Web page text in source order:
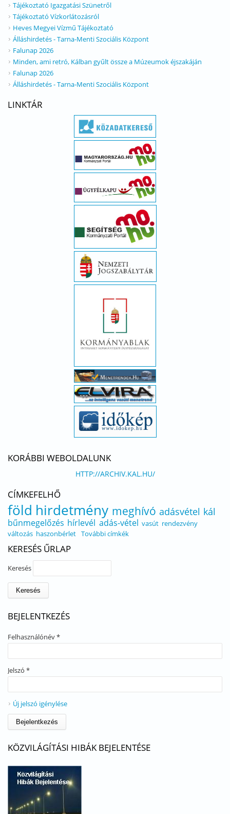
Tájékoztató Igazgatási Szünetről
Tájékoztató Vízkorlátozásról
Heves Megyei Vízmű Tájékoztató
Álláshirdetés - Tarna-Menti Szociális Központ
Falunap 2026
Minden, ami retró, Kálban gyűlt össze a Múzeumok éjszakáján
Falunap 2026
Álláshirdetés - Tarna-Menti Szociális Központ
LINKTÁR
KORÁBBI WEBOLDALUNK
HTTP://ARCHIV.KAL.HU/
CÍMKEFELHŐ
föld hirdetmény meghívó adásvétel kál
bűnmegelőzés hírlevél adás-vétel vasút rendezvény
változás haszonbérlet További címkék
KERESÉS ŰRLAP
Keresés
BEJELENTKEZÉS
Felhasználónév*
Jelszó *
Új jelszó igénylése
KÖZVILÁGÍTÁSI HIBÁK BEJELENTÉSE